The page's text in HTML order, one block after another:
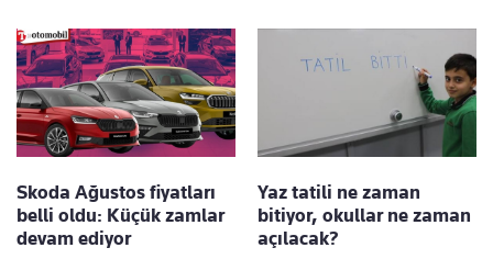
Skoda Ağustos fiyatları
belli oldu: Küçük zamlar
devam ediyor
Yaz tatili ne zaman
bitiyor, okullar ne zaman
açılacak?